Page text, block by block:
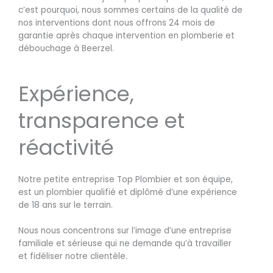
c’est pourquoi, nous sommes certains de la qualité de
nos interventions dont nous offrons 24 mois de
garantie après chaque intervention en plomberie et
débouchage à Beerzel.
Expérience,
transparence et
réactivité
Notre petite entreprise Top Plombier et son équipe,
est un plombier qualifié et diplômé d’une expérience
de 18 ans sur le terrain.
Nous nous concentrons sur l’image d’une entreprise
familiale et sérieuse qui ne demande qu’à travailler
et fidéliser notre clientèle.